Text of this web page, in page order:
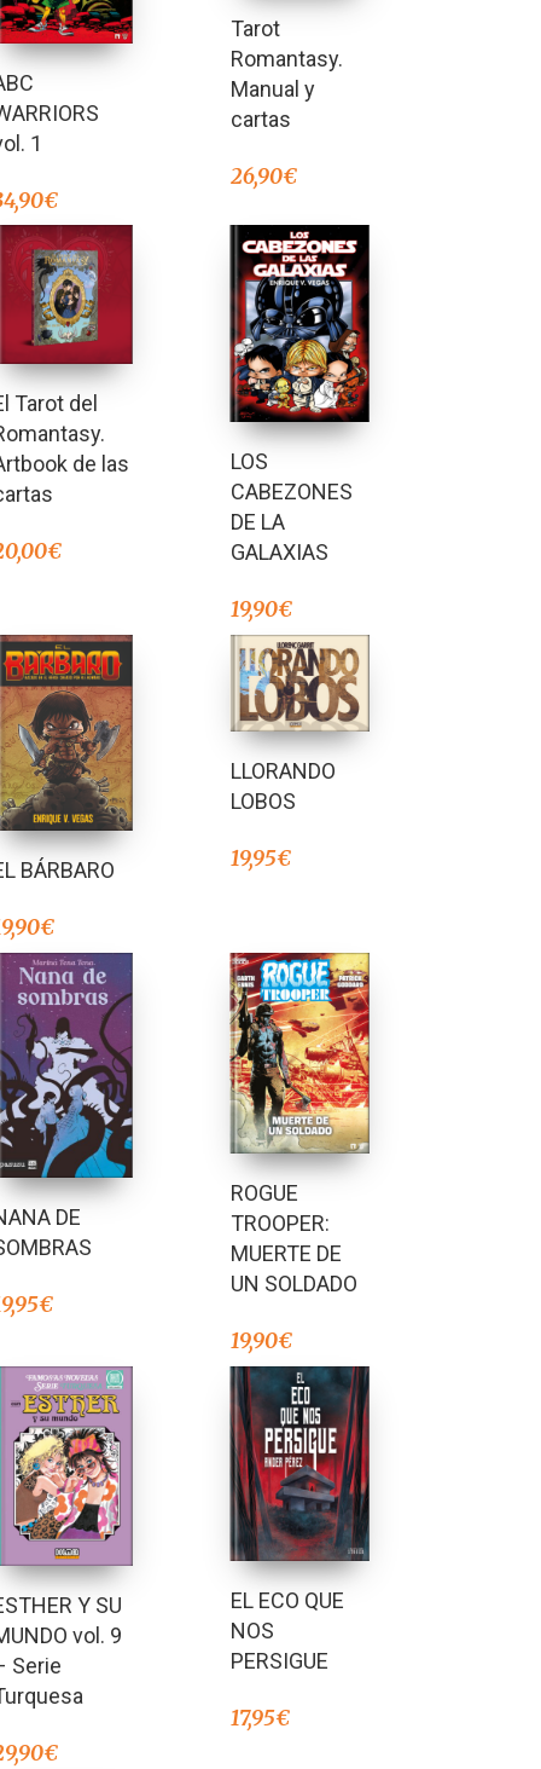
1
€
Tarot
Romantasy.
Manual y
cartas
26,90€
Tarot del
de las
€
LOS
CABEZONES
DE LA
GALAXIAS
19,90€
BÁRBARO
€
LLORANDO
LOBOS
19,95€
DE
€
ROGUE
TROOPER:
MUERTE DE
UN SOLDADO
19,90€
Y SU
vol. 9
Serie
€
EL ECO QUE
NOS
PERSIGUE
17,95€